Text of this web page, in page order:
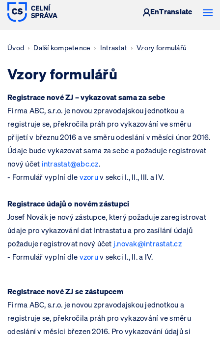
CELNÍ SPRÁVA ČESKÉ REPUBLIKY
EnTranslate
Úvod Další kompetence Intrastat Vzory formulářů
Vzory formulářů
Registrace nové ZJ – vykazovat sama za sebe
Firma ABC, s.r.o. je novou zpravodajskou jednotkou a
registruje se, překročila práh pro vykazování ve směru
přijetí v březnu 2016 a ve směru odeslání v měsíci únor 2016.
Údaje bude vykazovat sama za sebe a požaduje registrovat
nový účet intrastat@abc.cz.
- Formulář vyplní dle vzoruv sekci I., II., III. a IV.
Registrace údajů o novém zástupci
Josef Novák je nový zástupce, který požaduje zaregistrovat
údaje pro vykazování dat Intrastatu a pro zasílání údajů
požaduje registrovat nový účet j.novak@intrastat.cz
- Formulář vyplní dle vzoruv sekci I., II. a IV.
Registrace nové ZJ se zástupcem
Firma ABC, s.r.o. je novou zpravodajskou jednotkou a
registruje se, překročila práh pro vykazování ve směru
odeslání v měsíci březen 2016. Pro vykazování údajů si